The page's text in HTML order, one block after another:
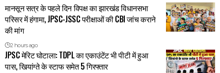
मानसून सत्र के पहले दिन विपक्ष का झारखंड विधानसभा
परिसर में हंगामा, JPSC-JSSC परीक्षाओं की CBI जांच कराने
की मांग
2 hours ago
JPSC मेरिट घोटाला: TDPL का एकाउंटेंट भी पीटी में हुआ
पास, खियांग्ते के स्टाफ समेत 5 गिरफ्तार